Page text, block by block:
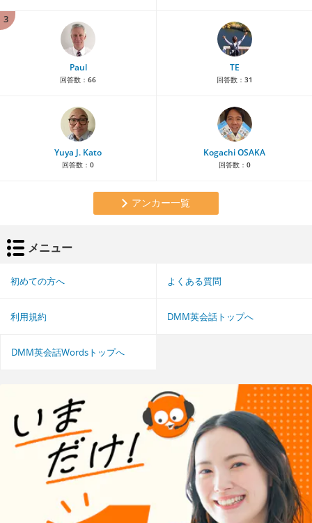
3
Paul
回答数： 66
TE
回答数： 31
Yuya J. Kato
回答数： 0
Kogachi OSAKA
回答数： 0
アンカー一覧
メニュー
初めての方へ よくある質問
利用規約 DMM英会話トップへ
DMM英会話Wordsトップへ